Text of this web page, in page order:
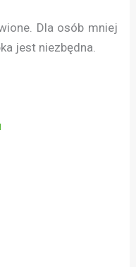
Dla osób mniej
jest niezbędna.